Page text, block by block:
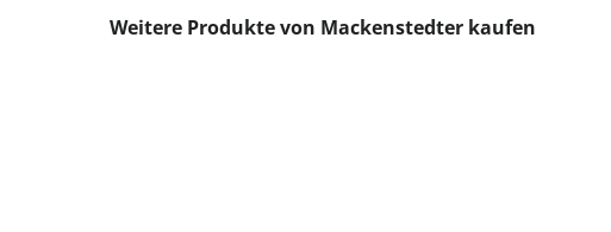
Produktgalerie überspringen
Weitere Produkte von Mackenstedter kaufen